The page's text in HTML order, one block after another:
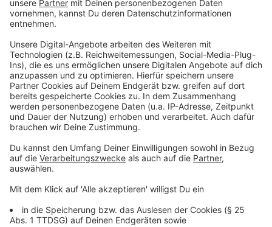
In den vergangenen Jahren ist alles
zusammengekommen: Hitze und Trockenheit als
Folgen des Klimawandels. Und sie sorgen dafür, dass
sich der Borkenkäfer besonders wohlfühlt und die
Bäume sich kaum wehren können. Sind die Bäume dann
angeschlagen, braucht es nur ein paar Stürme, damit
sie umknicken. 80 Prozent aller Bäume in NRW sind
krank oder auf dem besten Wege dahin. Betroffen sind
vor allem Fichten und Buchen.
Anzeige